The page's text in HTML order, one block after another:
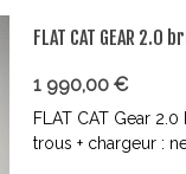
FLAT CAT GEAR 2.0
1 990,00 €
FLAT CAT Gear
trous + chargeur :